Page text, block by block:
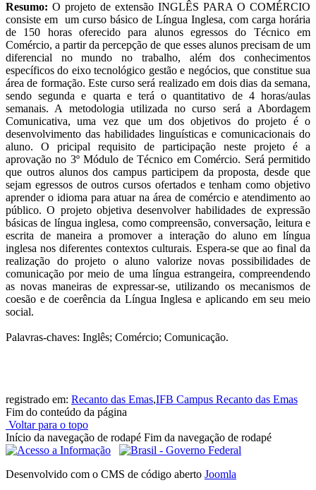
Resumo: O projeto de extensão INGLÊS PARA O COMÉRCIO
consiste em um curso básico de Língua Inglesa, com carga horária
de 150 horas oferecido para alunos egressos do Técnico em
Comércio, a partir da percepção de que esses alunos precisam de um
diferencial no mundo no trabalho, além dos conhecimentos
específicos do eixo tecnológico gestão e negócios, que constitue sua
área de formação. Este curso será realizado em dois dias da semana,
sendo segunda e quarta e terá o quantitativo de 4 horas/aulas
semanais. A metodologia utilizada no curso será a Abordagem
Comunicativa, uma vez que um dos objetivos do projeto é o
desenvolvimento das habilidades linguísticas e comunicacionais do
aluno. O pricipal requisito de participação neste projeto é a
aprovação no 3º Módulo de Técnico em Comércio. Será permitido
que outros alunos dos campus participem da proposta, desde que
sejam egressos de outros cursos ofertados e tenham como objetivo
aprender o idioma para atuar na área de comércio e atendimento ao
público. O projeto objetiva desenvolver habilidades de expressão
básicas de língua inglesa, como compreensão, conversação, leitura e
escrita de maneira a promover a interação do aluno em língua
inglesa nos diferentes contextos culturais. Espera-se que ao final da
realização do projeto o aluno valorize novas possibilidades de
comunicação por meio de uma língua estrangeira, compreendendo
as novas maneiras de expressar-se, utilizando os mecanismos de
coesão e de coerência da Língua Inglesa e aplicando em seu meio
social.
Palavras-chaves: Inglês; Comércio; Comunicação.
registrado em: Recanto das Emas,IFB Campus Recanto das Emas
Fim do conteúdo da página
Voltar para o topo
Início da navegação de rodapé Fim da navegação de rodapé
Desenvolvido com o CMS de código aberto Joomla